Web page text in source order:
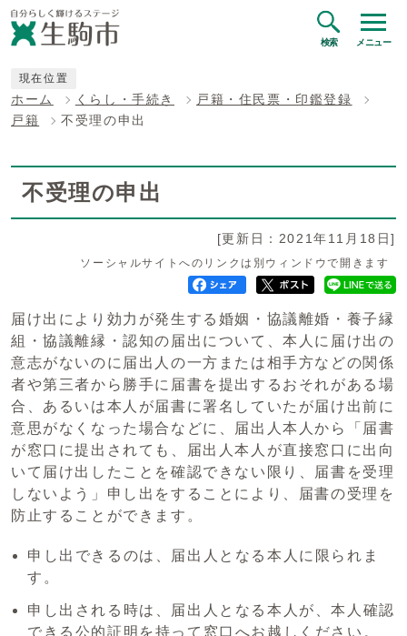
検索 メニュー
現在位置
ホーム くらし・手続き
戸籍・住民票・印鑑登録
戸籍
不受理の申出
不受理の申出
[更新日：2021年11月18日]
ソーシャルサイトへのリンクは別ウィンドウで開きます
届け出により効力が発生する婚姻・協議離婚・養子縁
組・協議離縁・認知の届出について、本人に届け出の
意志がないのに届出人の一方または相手方などの関係
者や第三者から勝手に届書を提出するおそれがある場
合、あるいは本人が届書に署名していたが届け出前に
意思がなくなった場合などに、届出人本人から「届書
が窓口に提出されても、届出人本人が直接窓口に出向
いて届け出したことを確認できない限り、届書を受理
しないよう」申し出をすることにより、届書の受理を
防止することができます。
申し出できるのは、届出人となる本人に限られま
す。
申し出される時は、届出人となる本人が、本人確認
できる公的証明を持って窓口へお越しください。